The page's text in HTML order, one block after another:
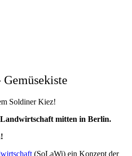
Soldiner Kiez!
mitten in Berlin.
(SoLaWi) ein Konzept der